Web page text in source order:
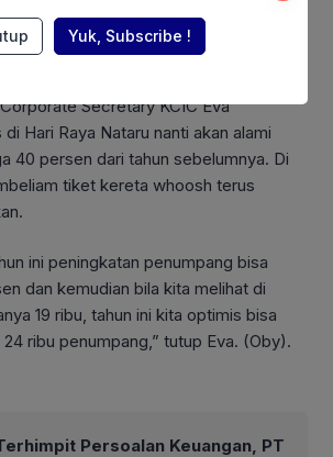
Perhutanan Sosial
Secretary KCIC Eva
Hari Raya Nataru nanti akan alami
40 persen dari tahun sebelumnya. Di
tiket kereta whoosh terus
ini peningkatan penumpang bisa
dan kemudian bila kita melihat di
19 ribu, tahun ini kita optimis bisa
ribu penumpang,” tutup Eva. (Oby).
Persoalan Keuangan, PT
Yuk, Subscribe !